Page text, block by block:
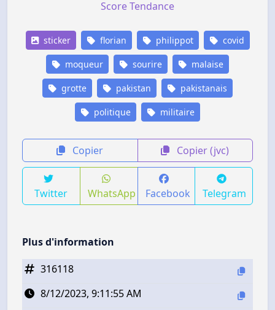
Score Tendance
sticker florian philippot covid
moqueur sourire malaise
grotte pakistan pakistanais
politique militaire
Copier Copier (jvc)
Twitter WhatsApp Facebook Telegram
Plus d'information
316118
8/12/2023, 9:11:55 AM